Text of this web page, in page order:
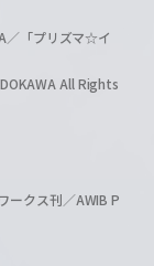
／「プリズマ☆イ
All Rights
クス刊／AWIB P